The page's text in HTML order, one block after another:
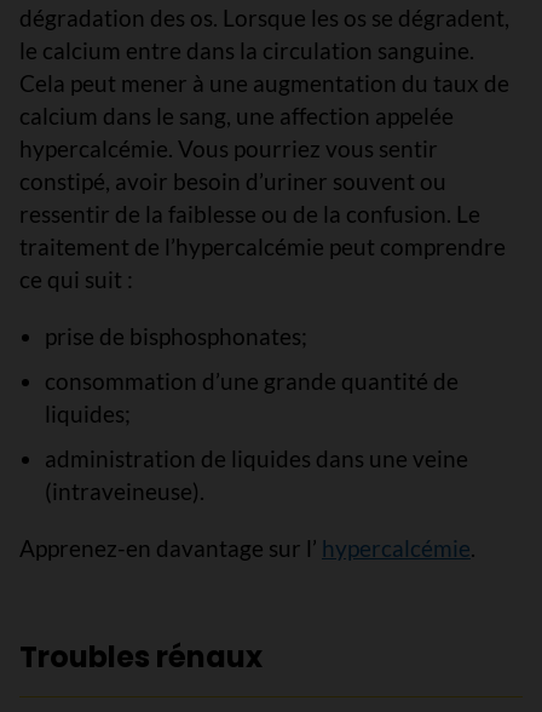
dégradation des os. Lorsque les os se dégradent,
le calcium entre dans la circulation sanguine.
Cela peut mener à une augmentation du taux de
calcium dans le sang, une affection appelée
hypercalcémie. Vous pourriez vous sentir
constipé, avoir besoin d’uriner souvent ou
ressentir de la faiblesse ou de la confusion. Le
traitement de l’hypercalcémie peut comprendre
ce qui suit :
prise de bisphosphonates;
consommation d’une grande quantité de
liquides;
administration de liquides dans une veine
(intraveineuse).
Apprenez-en davantage sur l’ hypercalcémie.
Troubles rénaux